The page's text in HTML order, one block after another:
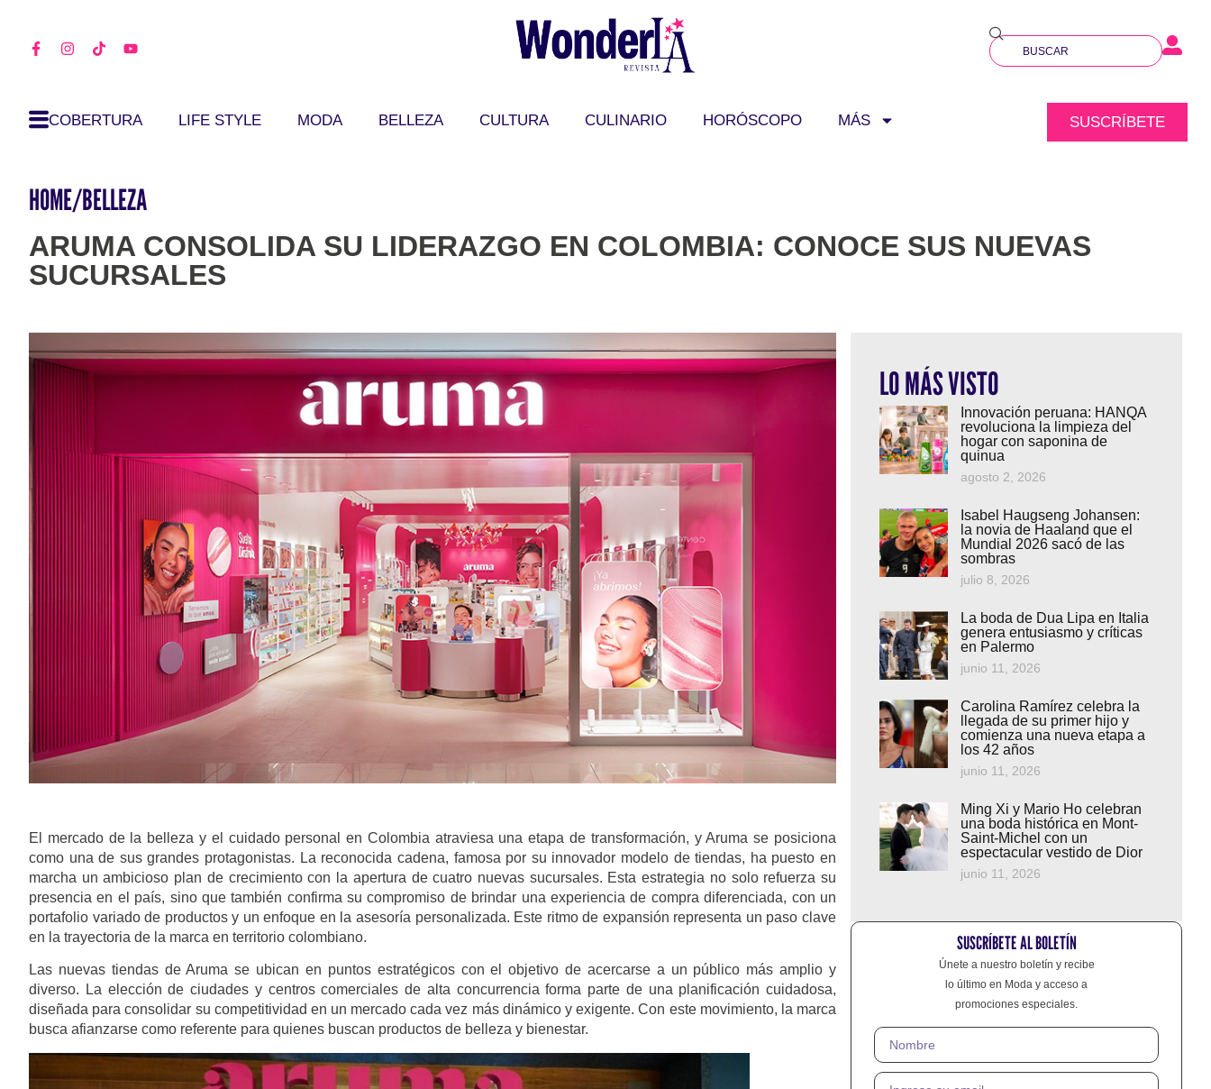
COBERTURA LIFE STYLE MODA BELLEZA CULTURA CULINARIO HORÓSCOPO MÁS SUSCRÍBETE
HOME/BELLEZA
ARUMA CONSOLIDA SU LIDERAZGO EN COLOMBIA: CONOCE SUS NUEVAS
SUCURSALES
El mercado de la belleza y el cuidado personal en Colombia atraviesa una etapa de transformación, y Aruma se posiciona
como una de sus grandes protagonistas. La reconocida cadena, famosa por su innovador modelo de tiendas, ha puesto en
marcha un ambicioso plan de crecimiento con la apertura de cuatro nuevas sucursales. Esta estrategia no solo refuerza su
presencia en el país, sino que también confirma su compromiso de brindar una experiencia de compra diferenciada, con un
portafolio variado de productos y un enfoque en la asesoría personalizada. Este ritmo de expansión representa un paso clave
en la trayectoria de la marca en territorio colombiano.
Las nuevas tiendas de Aruma se ubican en puntos estratégicos con el objetivo de acercarse a un público más amplio y
diverso. La elección de ciudades y centros comerciales de alta concurrencia forma parte de una planificación cuidadosa,
diseñada para consolidar su competitividad en un mercado cada vez más dinámico y exigente. Con este movimiento, la marca
busca afianzarse como referente para quienes buscan productos de belleza y bienestar.
LO MÁS VISTO
Innovación peruana: HANQA
revoluciona la limpieza del
hogar con saponina de
quinua
agosto 2, 2026
Isabel Haugseng Johansen:
la novia de Haaland que el
Mundial 2026 sacó de las
sombras
julio 8, 2026
La boda de Dua Lipa en Italia
genera entusiasmo y críticas
en Palermo
junio 11, 2026
Carolina Ramírez celebra la
llegada de su primer hijo y
comienza una nueva etapa a
los 42 años
junio 11, 2026
Ming Xi y Mario Ho celebran
una boda histórica en Mont-
Saint-Michel con un
espectacular vestido de Dior
junio 11, 2026
SUSCRÍBETE AL BOLETÍN
Únete a nuestro boletín y recibe
lo último en Moda y acceso a
promociones especiales.